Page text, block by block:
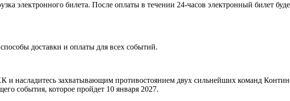
электронного билета. После оплаты в течении 24-часов электронный билет
доставки и оплаты для всех событий.
насладитесь захватывающим противостоянием двух сильнейших команд
события, которое пройдет 10 января 2027.